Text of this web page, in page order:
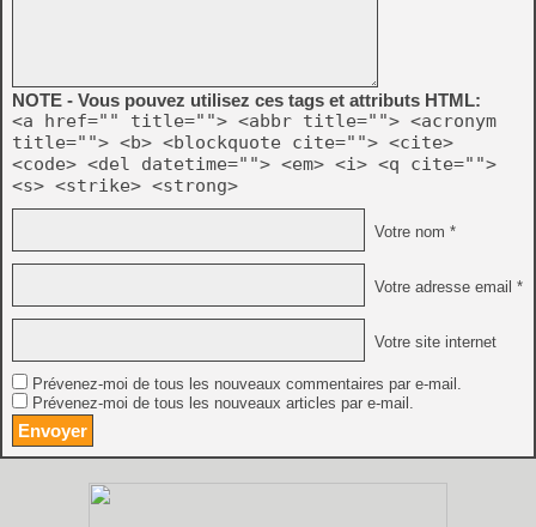
NOTE - Vous pouvez utilisez ces tags et attributs HTML:
<a href="" title=""> <abbr title=""> <acronym
title=""> <b> <blockquote cite=""> <cite>
<code> <del datetime=""> <em> <i> <q cite="">
<s> <strike> <strong>
Votre nom *
Votre adresse email *
Votre site internet
Prévenez-moi de tous les nouveaux commentaires par e-mail.
Prévenez-moi de tous les nouveaux articles par e-mail.